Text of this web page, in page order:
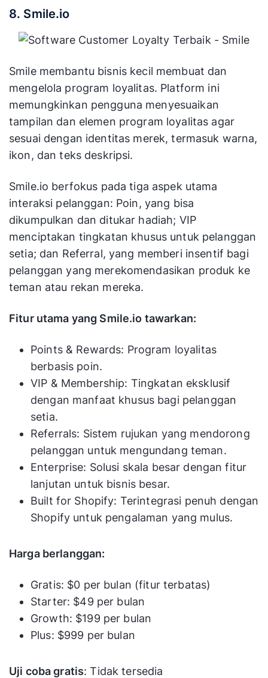
8. Smile.io
Smile membantu bisnis kecil membuat dan
mengelola program loyalitas. Platform ini
memungkinkan pengguna menyesuaikan
tampilan dan elemen program loyalitas agar
sesuai dengan identitas merek, termasuk warna,
ikon, dan teks deskripsi.
Smile.io berfokus pada tiga aspek utama
interaksi pelanggan: Poin, yang bisa
dikumpulkan dan ditukar hadiah; VIP
menciptakan tingkatan khusus untuk pelanggan
setia; dan Referral, yang memberi insentif bagi
pelanggan yang merekomendasikan produk ke
teman atau rekan mereka.
Fitur utama yang Smile.io tawarkan:
Points & Rewards: Program loyalitas
berbasis poin.
VIP & Membership: Tingkatan eksklusif
dengan manfaat khusus bagi pelanggan
setia.
Referrals: Sistem rujukan yang mendorong
pelanggan untuk mengundang teman.
Enterprise: Solusi skala besar dengan fitur
lanjutan untuk bisnis besar.
Built for Shopify: Terintegrasi penuh dengan
Shopify untuk pengalaman yang mulus.
Harga berlanggan:
Gratis: $0 per bulan (fitur terbatas)
Starter: $49 per bulan
Growth: $199 per bulan
Plus: $999 per bulan
Uji coba gratis: Tidak tersedia